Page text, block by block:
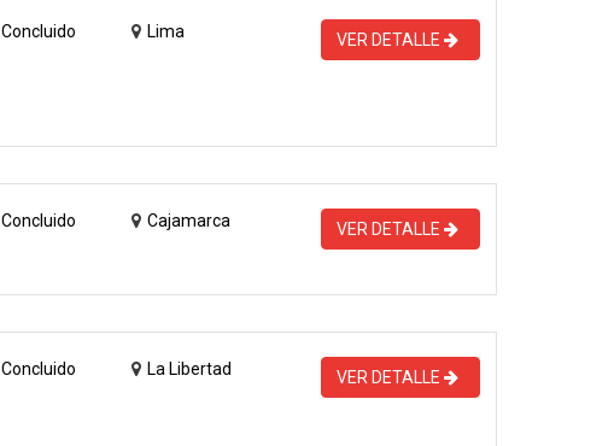
Concluido Lima VER DETALLE
Concluido Cajamarca VER DETALLE
Concluido La Libertad VER DETALLE